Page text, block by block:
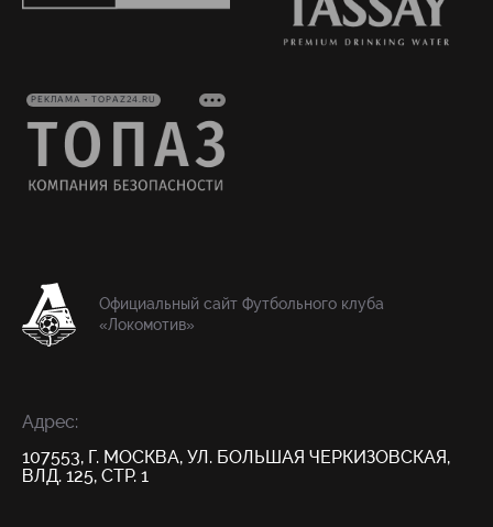
РЕКЛАМА • TOPAZ24.RU
Официальный сайт Футбольного клуба
«Локомотив»
Адрес:
107553, Г. МОСКВА, УЛ. БОЛЬШАЯ ЧЕРКИЗОВСКАЯ,
ВЛД. 125, СТР. 1